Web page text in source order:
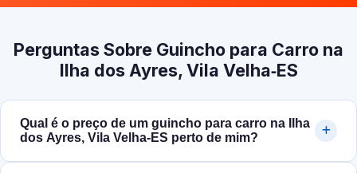
Perguntas Sobre Guincho para Carro na
Ilha dos Ayres, Vila Velha‑ES
Qual é o preço de um guincho para carro na Ilha
dos Ayres, Vila Velha‑ES perto de mim?